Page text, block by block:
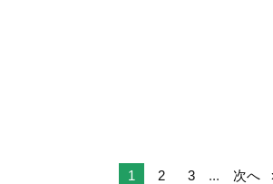
1 2 3 ... 次へ